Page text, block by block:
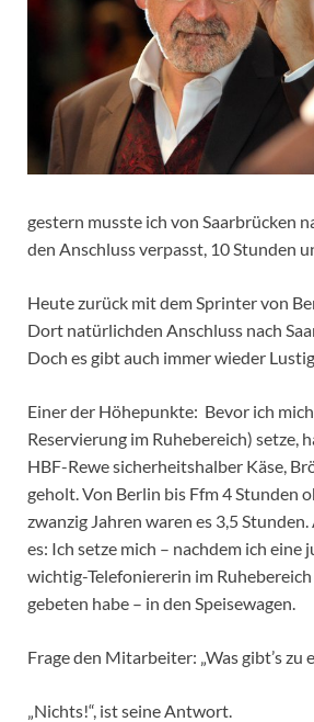
gestern musste ich von Saarbrücken
den Anschluss verpasst, 10 Stunden
Heute zurück mit dem Sprinter von
Dort natürlichden Anschluss nach
Doch es gibt auch immer wieder
Einer der Höhepunkte: Bevor ich
Reservierung im Ruhebereich) setze,
HBF-Rewe sicherheitshalber Käse,
geholt. Von Berlin bis Ffm 4 Stunden
zwanzig Jahren waren es 3,5
es: Ich setze mich – nachdem ich eine
wichtig-Telefoniererin im
gebeten habe – in den Speisewagen.
Frage den Mitarbeiter: „Was gibt’s zu
„Nichts!“, ist seine Antwort.